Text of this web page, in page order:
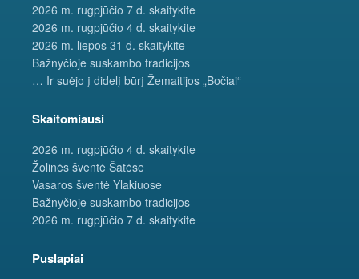
2026 m. rugpjūčio 7 d. skaitykite
2026 m. rugpjūčio 4 d. skaitykite
2026 m. liepos 31 d. skaitykite
Bažnyčioje suskambo tradicijos
… Ir suėjo į didelį būrį Žemaitijos „Bočiai“
Skaitomiausi
2026 m. rugpjūčio 4 d. skaitykite
Žolinės šventė Šatėse
Vasaros šventė Ylakiuose
Bažnyčioje suskambo tradicijos
2026 m. rugpjūčio 7 d. skaitykite
Puslapiai